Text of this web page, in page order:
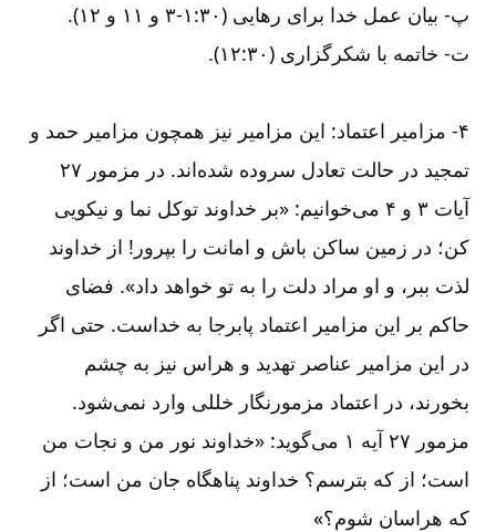
پ-‏‏‏‏‏ بیان عمل خدا برای رهایی (۳۰:‏۱-‏‏‏‏‏۳ و ۱۱ و ۱۲).
ت-‏‏‏‏‏ خاتمه با شکرگزاری (۳۰‏:‏۱۲).
۴-‏‏‏‏‏ مزامیر اعتماد: این مزامیر نیز همچون مزامیر حمد و
تمجید در حالت تعادل سروده شده‌‌اند. در مزمور ۲۷
آیات ۳ و ۴ می‌‌خوانیم: «بر خداوند توکل نما و نیکویی
کن؛ در زمین ساکن باش و امانت را بپرور! از خداوند
لذت ببر، و او مراد دلت را به تو خواهد داد». فضای
حاکم بر این مزامیر اعتماد پابرجا به خداست. حتی اگر
در این مزامیر عناصر تهدید و هراس نیز به چشم
بخورند، در اعتماد مزمورنگار خللی وارد نمی‌‌شود.
مزمور ۲۷ آیه ۱ می‌‌گوید: «خداوند نور من و نجات من
است؛ از که بترسم؟ خداوند پناهگاه جان من است؛ از
که هراسان شوم؟»